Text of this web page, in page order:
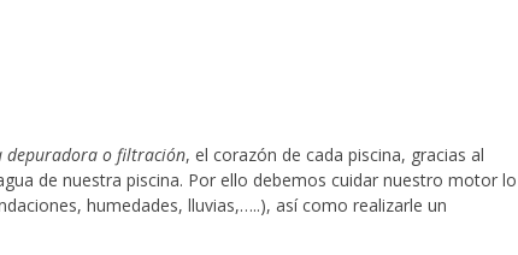
depuradora o filtración, el corazón de cada piscina, gracias al
de nuestra piscina. Por ello debemos cuidar nuestro motor lo
humedades, lluvias,…..), así como realizarle un